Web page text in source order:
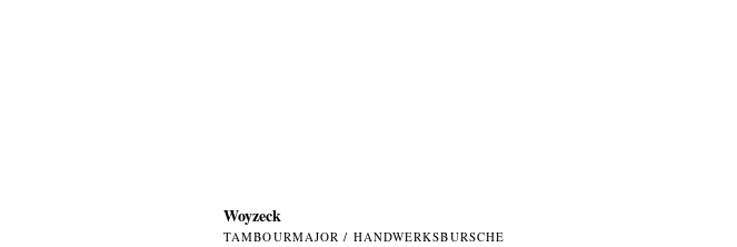
Woyzeck
TAMBOURMAJOR / HANDWERKSBURSCHE